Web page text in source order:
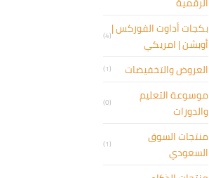
بكجات أداوت الفوركس |
أوبشن | امريكي
(4)
العروض والتخفيضات (1)
موسوعة التعليم
والدورات
(0)
منتجات السوق
السعودي
(1)